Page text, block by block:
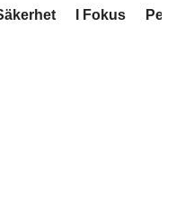
I Fokus